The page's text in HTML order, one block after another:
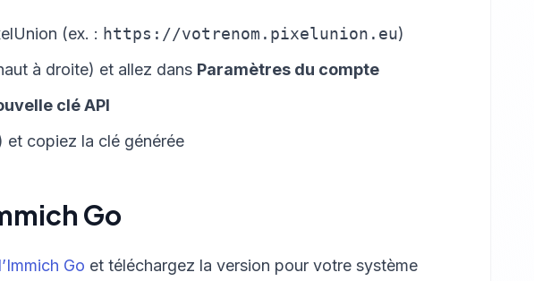
(ex. : https://votrenom.pixelunion.eu)
à droite) et allez dans Paramètres du compte
clé API
et copiez la clé générée
Go
Go et téléchargez la version pour votre système